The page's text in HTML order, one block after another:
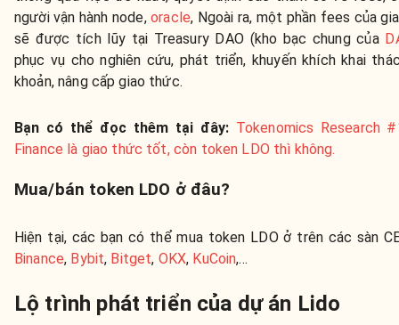
người vận hành node,oracle, Ngoài ra, một phần fees của
sẽ được tích lũy tại Treasury DAO (kho bạc chung của
phục vụ cho nghiên cứu, phát triển, khuyến khích khai
khoản, nâng cấp giao thức.
Bạn có thể đọc thêm tại đây: Tokenomics Research
Finance là giao thức tốt, còn token LDO thì không.
Mua/bán token LDO ở đâu?
Hiện tại, các bạn có thể mua token LDO ở trên các sàn
Binance, Bybit, Bitget, OKX, KuCoin,...
Lộ trình phát triển của dự án Lido